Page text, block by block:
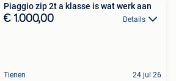
Piaggio zip 2t a klasse is wat werk aan
€ 1.000,00 Details
Tienen 24 jul 26